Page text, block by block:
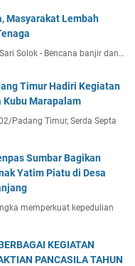
Masyarakat Lembah
Solok - Bencana banjir dan…
Timur Hadiri Kegiatan
Kubu Marapalam
Padang Timur, Serda Septa
Sumbar Bagikan
Yatim Piatu di Desa
memperkuat kepedulian
KEGIATAN
PANCASILA TAHUN